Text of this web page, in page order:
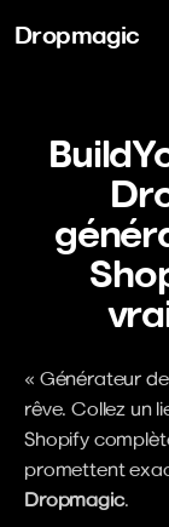
Dropmagic
« Générateur
rêve. Collez un
Shopify
promettent
Dropmagic.